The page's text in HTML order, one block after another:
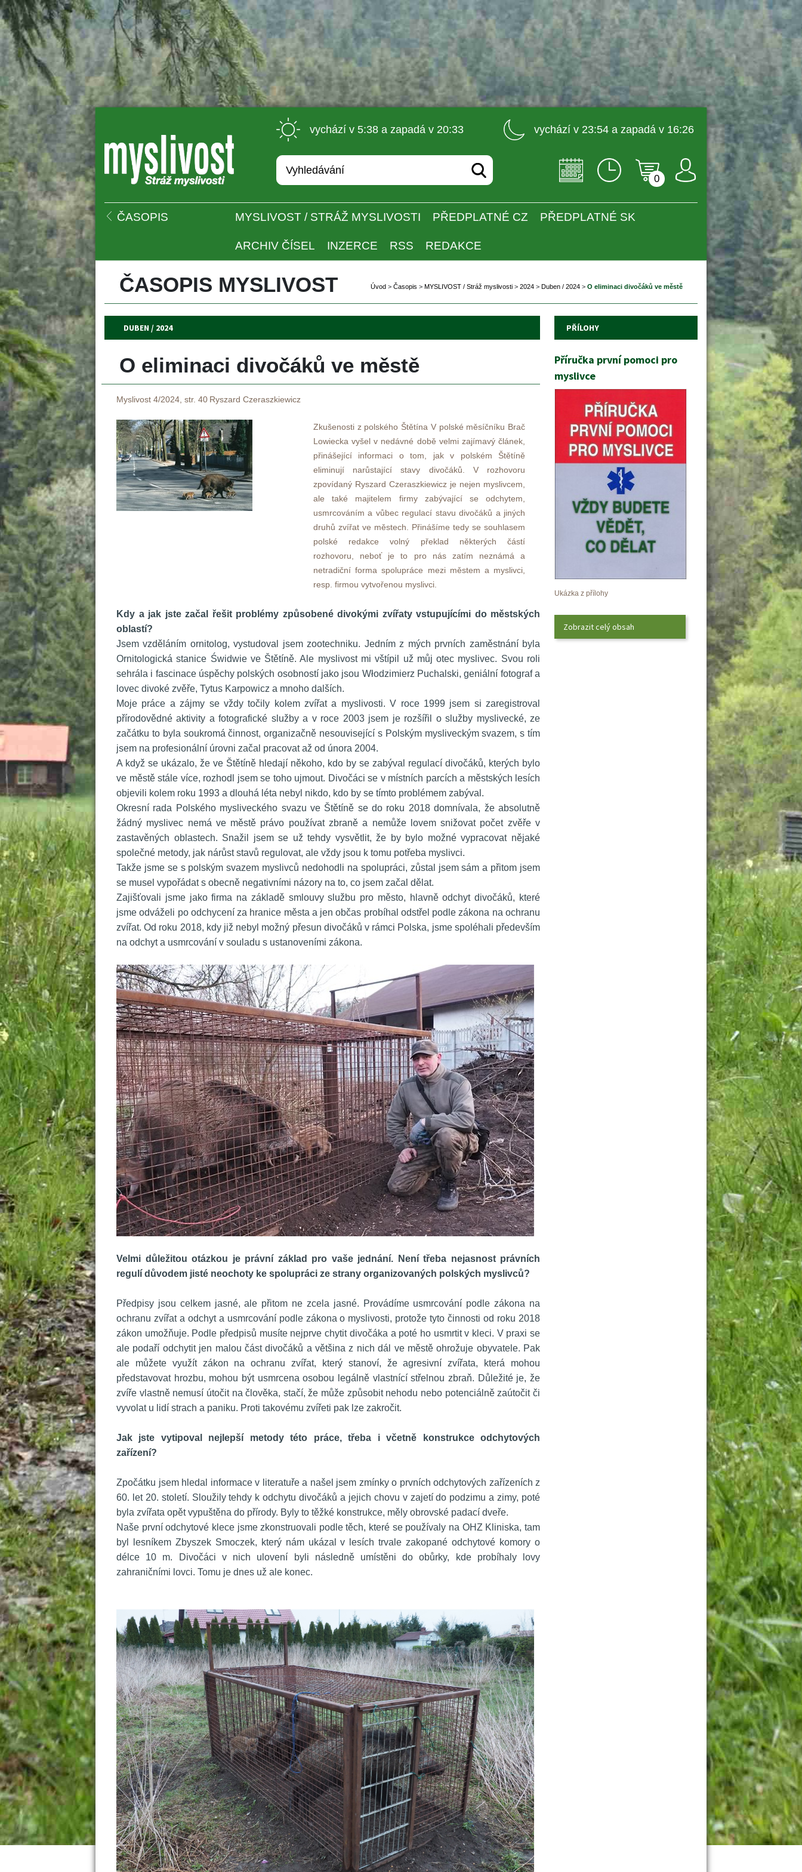
vychází v 5:38 a zapadá v 20:33 vychází v 23:54 a zapadá v 16:26
0
ČASOPIS MYSLIVOST / STRÁŽ MYSLIVOSTI PŘEDPLATNÉ CZ PŘEDPLATNÉ SK
ARCHIV ČÍSEL INZERCE RSS REDAKCE
ČASOPIS MYSLIVOST Úvod > Časopi > MYSLIVOST / Stráž myslivosti > 2024 > Duben / 2024 > O eliminaci divočáků ve městě
DUBEN / 2024
O eliminaci divočáků ve městě
Myslivost 4/2024, str. 40 Ryszard Czeraszkiewicz
Zkušenosti z polského Štětína V polské měsíčníku Brač
Lowiecka vyšel v nedávné době velmi zajímavý článek,
přinášející informaci o tom, jak v polském Štětíně
eliminují narůstající stavy divočáků. V rozhovoru
zpovídaný Ryszard Czeraszkiewicz je nejen myslivcem,
ale také majitelem firmy zabývající se odchytem,
usmrcováním a vůbec regulací stavu divočáků a jiných
druhů zvířat ve městech. Přinášíme tedy se souhlasem
polské redakce volný překlad některých částí
rozhovoru, neboť je to pro nás zatím neznámá a
netradiční forma spolupráce mezi městem a myslivci,
resp. firmou vytvořenou myslivci.
Kdy a jak jste začal řešit problémy způsobené divokými zvířaty vstupujícími do městských
oblastí?
Jsem vzděláním ornitolog, vystudoval jsem zootechniku. Jedním z mých prvních zaměstnání byla
Ornitologická stanice Świdwie ve Štětíně. Ale myslivost mi vštípil už můj otec myslivec. Svou roli
ehrála i fascinace úspěchy polských osobností jako jsou Włodzimierz Puchalski, geniální fotograf a
lovec divoké zvěře, Tytus Karpowicz a mnoho dalších.
Moje práce a zájmy se vždy točily kolem zvířat a myslivosti. V roce 1999 jsem si zaregistroval
přírodovědné aktivity a fotografické služby a v roce 2003 jsem je rozšířil o služby myslivecké, ze
začátku to byla soukromá činnost, organizačně nesouvisející s Polským mysliveckým svazem, s tím
jsem na profesionální úrovni začal pracovat až od února 2004.
A když se ukázalo, že ve Štětíně hledají někoho, kdo by se zabýval regulací divočáků, kterých bylo
ve městě stále více, rozhodl jsem se toho ujmout. Divočáci se v místních parcích a městských lesích
objevili kolem roku 1993 a dlouhá léta nebyl nikdo, kdo by se tímto problémem zabýval.
Okresní rada Polského mysliveckého svazu ve Štětíně se do roku 2018 domnívala, že absolutně
žádný myslivec nemá ve městě právo používat zbraně a nemůže lovem snižovat počet zvěře v
zastavěných oblastech. Snažil jsem se už tehdy vysvětlit, že by bylo možné vypracovat nějaké
polečné metody, jak nárůst stavů regulovat, ale vždy jsou k tomu potřeba myslivci.
Takže jsme se s polským svazem myslivců nedohodli na spolupráci, zůstal jsem sám a přitom jsem
e musel vypořádat s obecně negativními názory na to, co jsem začal dělat.
Zajišťovali jsme jako firma na základě smlouvy službu pro město, hlavně odchyt divočáků, které
jsme odváželi po odchycení za hranice města a jen občas probíhal odstřel podle zákona na ochranu
zvířat. Od roku 2018, kdy již nebyl možný přesun divočáků v rámci Polska, jsme spoléhali především
na odchyt a usmrcování v souladu s ustanoveními zákona.
Velmi důležitou otázkou je právní základ pro vaše jednání. Není třeba nejasnost právních
regulí důvodem jisté neochoty ke spolupráci ze strany organizovaných polských myslivců?
Předpisy jsou celkem jasné, ale přitom ne zcela jasné. Provádíme usmrcování podle zákona na
ochranu zvířat a odchyt a usmrcování podle zákona o myslivosti, protože tyto činnosti od roku 2018
zákon umožňuje. Podle předpisů musíte nejprve chytit divočáka a poté ho usmrtit v kleci. V praxi se
ale podaří odchytit jen malou část divočáků a většina z nich dál ve městě ohrožuje obyvatele. Pak
ale můžete využít zákon na ochranu zvířat, který stanoví, že agresivní zvířata, která mohou
představovat hrozbu, mohou být usmrcena osobou legálně vlastnící střelnou zbraň. Důležité je, že
zvíře vlastně nemusí útočit na člověka, stačí, že může způsobit nehodu nebo potenciálně zaútočit či
vyvolat u lidí strach a paniku. Proti takovému zvířeti pak lze zakročit.
Jak jste vytipoval nejlepší metody této práce, třeba i včetně konstrukce odchytových
zařízení?
Zpočátku jsem hledal informace v literatuře a našel jsem zmínky o prvních odchytových zařízeních z
60. let 20. století. Sloužily tehdy k odchytu divočáků a jejich chovu v zajetí do podzimu a zimy, poté
byla zvířata opět vypuštěna do přírody. Byly to těžké konstrukce, měly obrovské padací dveře.
Naše první odchytové klece jsme zkonstruovali podle těch, které se používaly na OHZ Kliniska, tam
byl lesníkem Zbyszek Smoczek, který nám ukázal v lesích trvale zakopané odchytové komory o
délce 10 m. Divočáci v nich ulovení byli následně umístěni do obůrky, kde probíhaly lovy
zahraničními lovci. Tomu je dnes už ale konec.
PŘÍLOHY
Příručka první pomoci pro
myslivce
Ukázka z přílohy
Zobrazit celý obsah